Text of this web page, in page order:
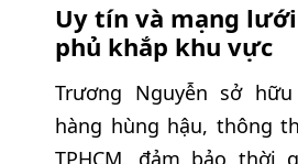
Uy tín và mạng
phủ khắp khu vực
Trương Nguyễn sở
hàng hùng hậu, thông
TPHCM, đảm bảo thời